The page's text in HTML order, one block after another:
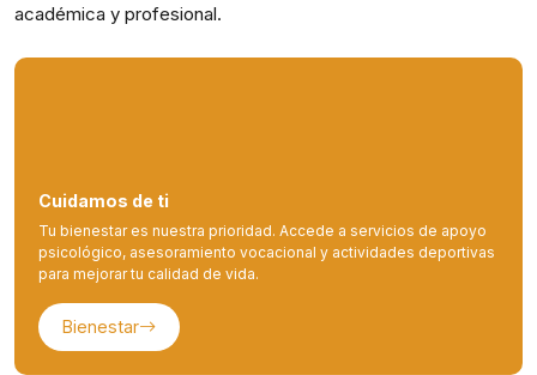
académica y profesional.
Cuidamos de ti
Tu bienestar es nuestra prioridad. Accede a servicios de apoyo
psicológico, asesoramiento vocacional y actividades deportivas
para mejorar tu calidad de vida.
Bienestar